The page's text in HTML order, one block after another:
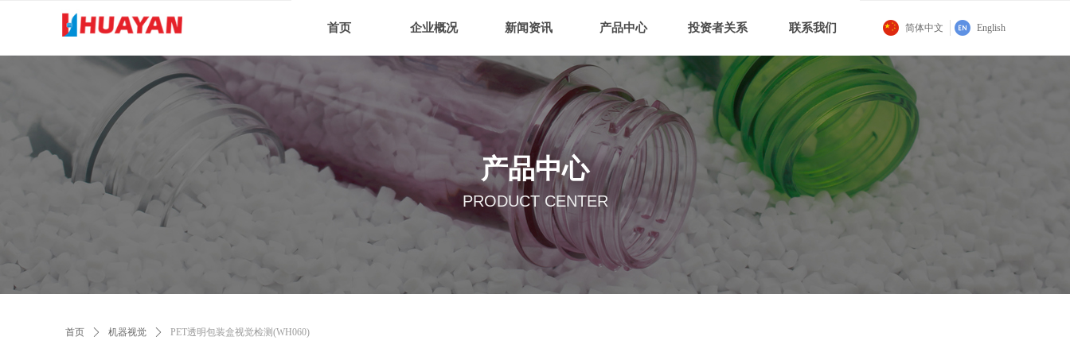
简体中文 English
首页 企业概况 新闻资讯 产品中心 投资者关系 联系我们
首页 ꄲ 机器视觉 ꄲ PET透明包装盒视觉检测(WH060)
产品中心
PRODUCT CENTER